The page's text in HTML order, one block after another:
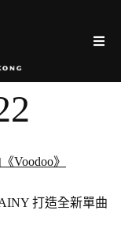
Voodoo》
打造全新單曲